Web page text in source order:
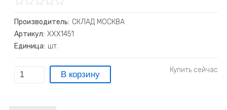
Производитель: СКЛАД МОСКВА
Артикул: ХХХ1451
Единица: шт.